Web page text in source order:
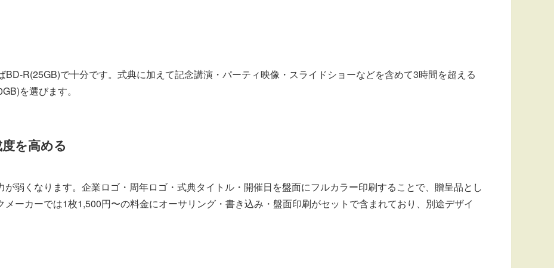
R(25GB)で十分です。式典に加えて記念講演・パーティ映像・スライドショーなどを含めて3時間を超える
を選びます。
を高める
弱くなります。企業ロゴ・周年ロゴ・式典タイトル・開催日を盤面にフルカラー印刷することで、贈呈品とし
ーカーでは1枚1,500円〜の料金にオーサリング・書き込み・盤面印刷がセットで含まれており、別途デザイ